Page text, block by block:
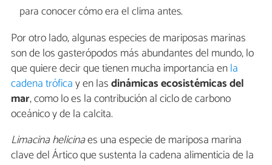
para conocer cómo era el clima antes.
Por otro lado, algunas especies de mariposas marinas
son de los gasterópodos más abundantes del mundo, lo
que quiere decir que tienen mucha importancia enla
cadena tróficay en lasdinámicas ecosistémicas del
mar, como lo es la contribución al ciclo de carbono
oceánico y de la calcita.
Limacina helicinaes una especie de mariposa marina
clave del Ártico que sustenta la cadena alimenticia de la